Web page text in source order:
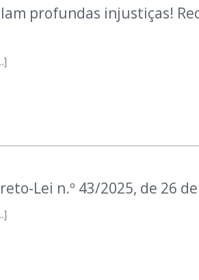
profundas injustiças!
Lei n.º 43/2025, de 26